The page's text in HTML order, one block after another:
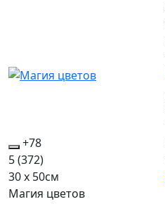
+78
5(372)
30 x 50см
Магия цветов